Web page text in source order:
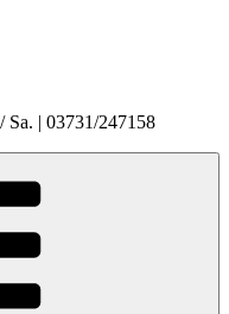
Sa. | 03731/247158